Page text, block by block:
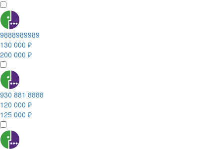
9888989989
130 000 ₽
200 000 ₽
930 881 8888
120 000 ₽
125 000 ₽